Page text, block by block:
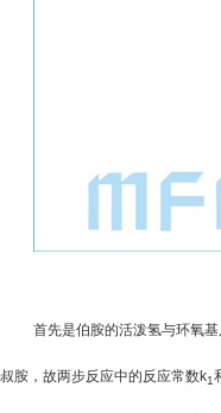
首先是伯胺的活泼氢与环氧
叔胺，故两步反应中的反应常数k1